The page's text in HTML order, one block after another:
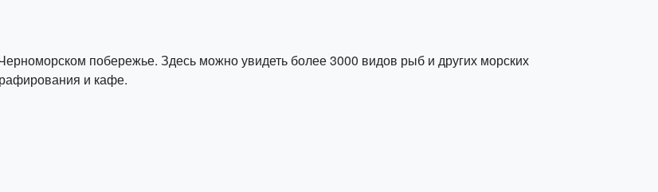
побережье. Здесь можно увидеть более 3000 видов рыб и других морских
и кафе.